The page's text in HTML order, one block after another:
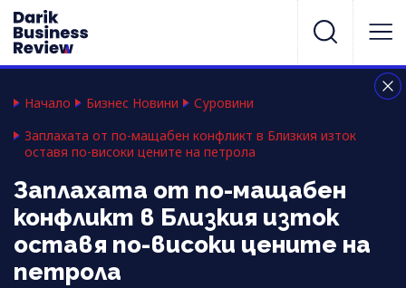
Начало Бизнес Новини
Суровини
Заплахата от по-мащабен конфликт в Близкия изток
оставя по-високи цените на петрола
Заплахата от по-мащабен
конфликт в Близкия изток
оставя по-високи цените на
петрола